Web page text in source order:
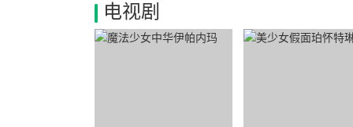
电视剧